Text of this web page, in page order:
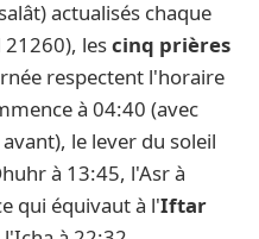
actualisés chaque
21260), lescinq prières
respectent l'horaire
à 04:40 (avec
le lever du soleil
à 13:45, l'Asr à
qui équivaut à l'Iftar